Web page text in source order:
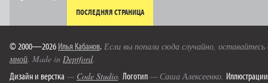
ПОСЛЕДНЯЯ СТРАНИЦА
© 2000—2026 Илья Кабанов. Если вы попали сюда случайно,
мной. Made in Deptford.
Дизайн и верстка — Code Studio. Логотип — Саша Алексеенко. Иллюстрации